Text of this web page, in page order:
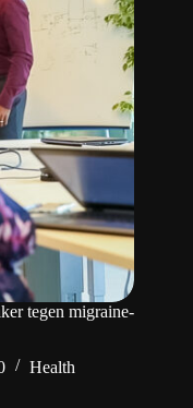
tegen migraine-
Health